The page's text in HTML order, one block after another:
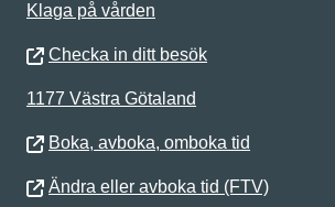
Klaga på vården
Checka in ditt besök
1177 Västra Götaland
Boka, avboka, omboka tid
Ändra eller avboka tid (FTV)